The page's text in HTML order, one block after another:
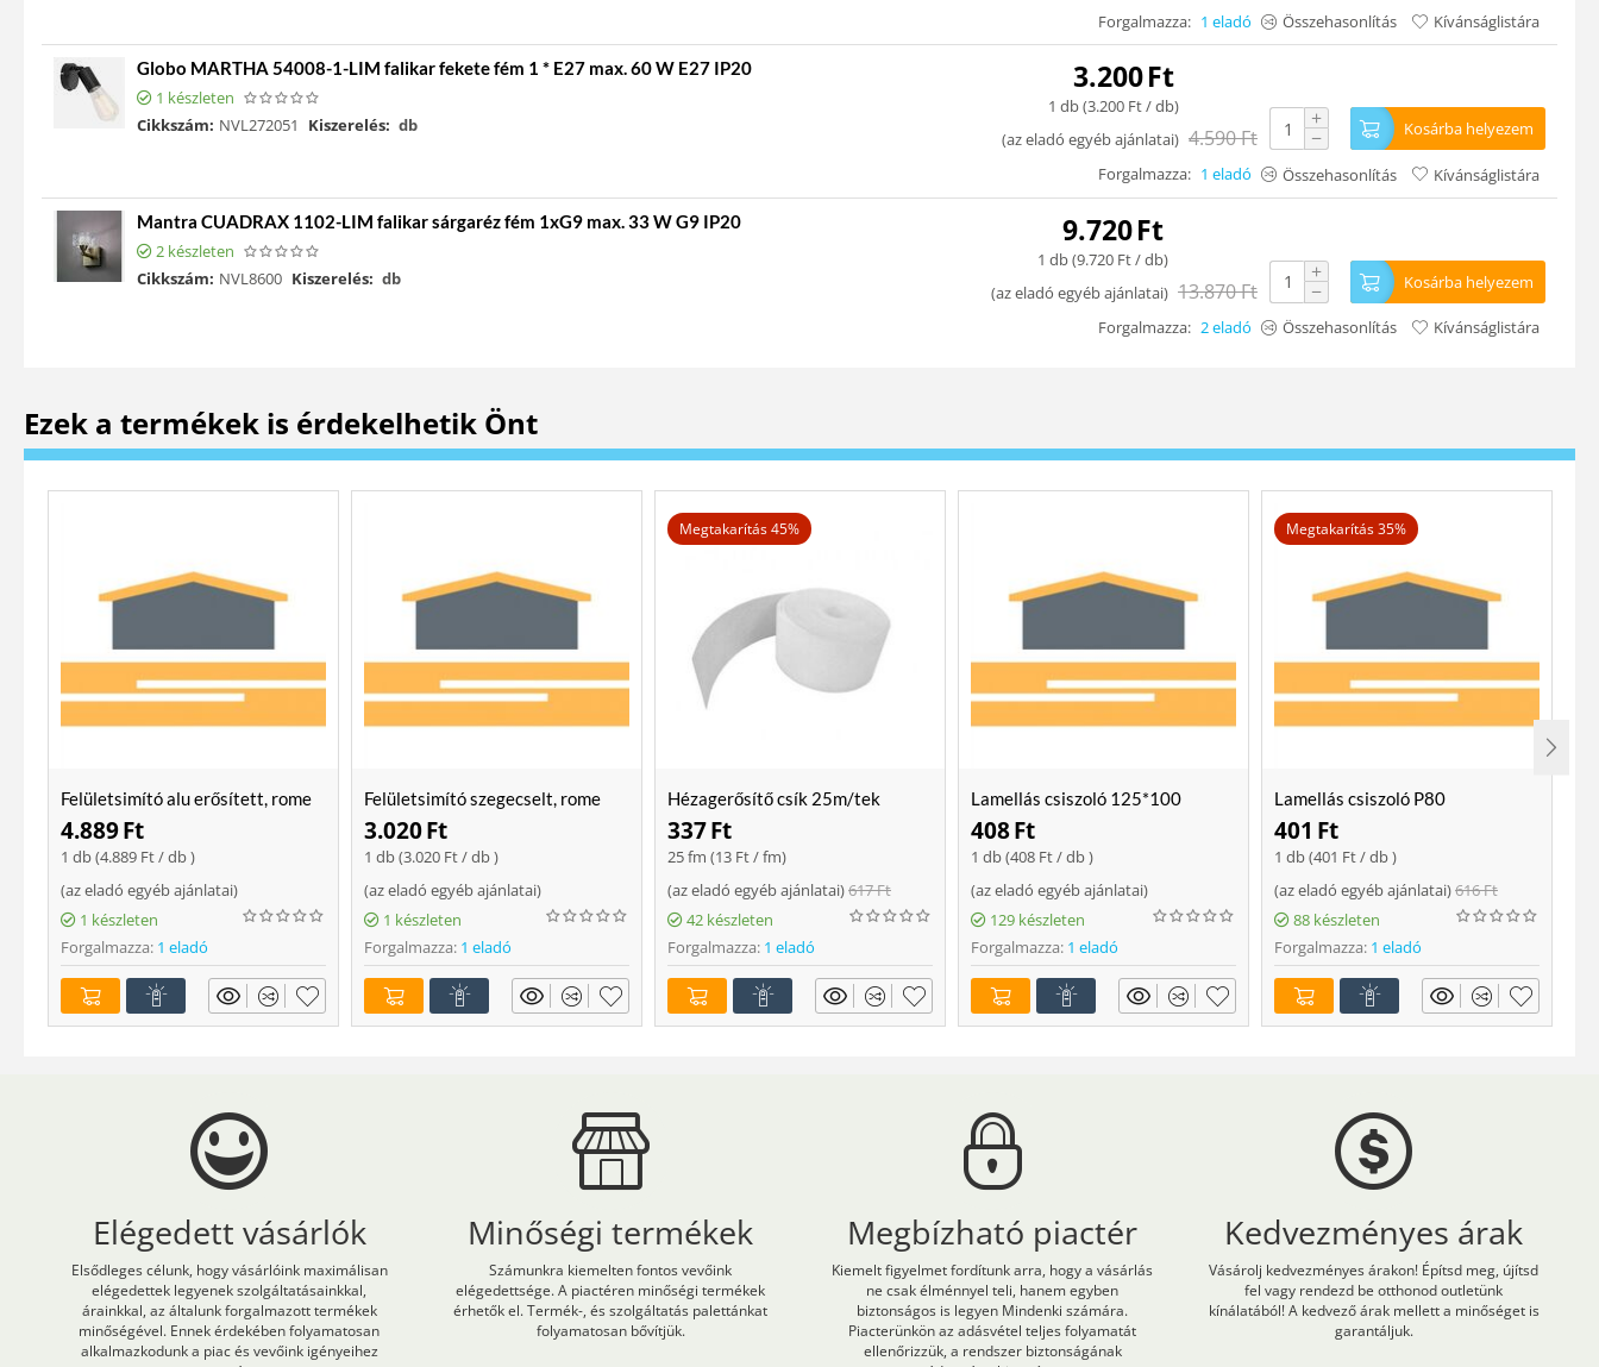
Forgalmazza: 1 eladó Összehasonlítás Kívánságlistára
Globo MARTHA 54008-1-LIM falikar fekete fém 1 * E27 max. 60 W E27 IP20
1 készleten
Cikkszám: NVL272051 Kiszerelés: db
3.200Ft
1 db (3.200 Ft/ db)
(az eladó egyéb ajánlatai) 4.590Ft
+
− Kosárba helyezem
Forgalmazza: 1 eladó Összehasonlítás Kívánságlistára
Mantra CUADRAX 1102-LIM falikar sárgaréz fém 1xG9 max. 33 W G9 IP20
2 készleten
Cikkszám: NVL8600 Kiszerelés: db
9.720Ft
1 db (9.720 Ft/ db)
(az eladó egyéb ajánlatai) 13.870Ft
+
− Kosárba helyezem
Forgalmazza: 2 eladó Összehasonlítás Kívánságlistára
Ezek a termékek is érdekelhetik Önt
Felületsimító alu erősített, rome
400 mm Soft
4.889Ft
1 db (4.889 Ft/ db )
(az eladó egyéb ajánlatai)
1 készleten
Forgalmazza: 1 eladó
Felületsimító szegecselt, rome
400mm
3.020Ft
1 db (3.020 Ft/ db )
(az eladó egyéb ajánlatai)
1 készleten
Forgalmazza: 1 eladó
Megtakarítás 45%
Hézagerősítő csík 25m/tek
337Ft
25 fm (13 Ft/ fm)
(az eladó egyéb ajánlatai)617Ft
42 készleten
Forgalmazza: 1 eladó
Lamellás csiszoló 125*100
408Ft
1 db (408 Ft/ db )
(az eladó egyéb ajánlatai)
129 készleten
Forgalmazza: 1 eladó
Megtakarítás 35%
Lamellás csiszoló P80
401 Ft
1 db (401 Ft/ db )
(az eladó egyéb ajánlatai)616Ft
88 készleten
Forgalmazza: 1 eladó
Elégedett vásárlók
Elsődleges célunk, hogy vásárlóink maximálisan
elégedettek legyenek szolgáltatásainkkal,
árainkkal, az általunk forgalmazott termékek
minőségével. Ennek érdekében folyamatosan
alkalmazkodunk a piac és vevőink igényeihez
Minőségi termékek
Számunkra kiemelten fontos vevőink
elégedettsége. A piactéren minőségi termékek
érhetők el. Termék-, és szolgáltatás palettánkat
folyamatosan bővítjük.
Megbízható piactér
Kiemelt figyelmet fordítunk arra, hogy a vásárlás
ne csak élménnyel teli, hanem egyben
biztonságos is legyen Mindenki számára.
Piacterünkön az adásvétel teljes folyamatát
ellenőrizzük, a rendszer biztonságának
Kedvezményes árak
Vásárolj kedvezményes árakon! Építsd meg, újítsd
fel vagy rendezd be otthonod outletünk
kínálatából! A kedvező árak mellett a minőséget is
garantáljuk.